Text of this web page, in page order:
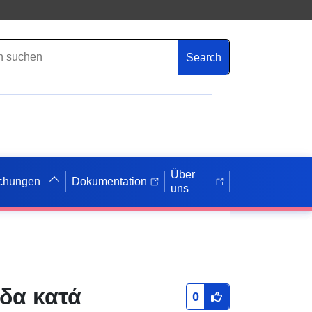
Search
Dokumentation
Über
uns
κατά 0